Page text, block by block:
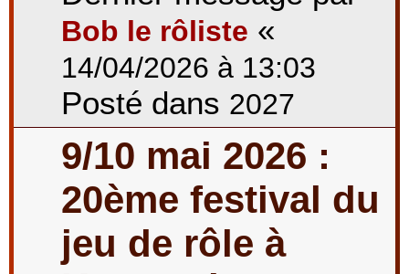
Bob le rôliste «
14/04/2026 à 13:03
Posté dans 2027
9/10 mai 2026 :
20ème festival du
jeu de rôle à